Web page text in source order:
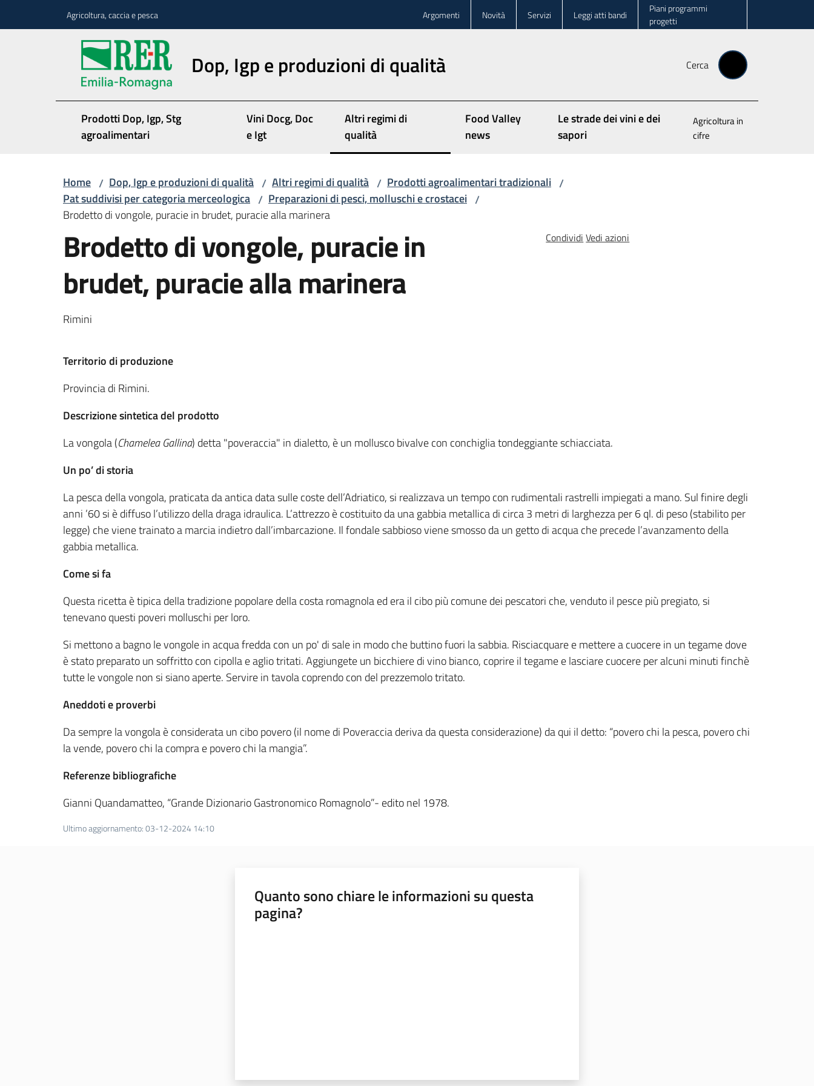
Agricoltura, caccia e pesca Argomenti Novità Servizi Leggi atti bandi
Piani programmi
progetti
Dop, Igp e produzioni di qualità Cerca
Prodotti Dop, Igp, Stg
agroalimentari
Vini Docg, Doc
e Igt
Altri regimi di
qualità
Food Valley
news
Le strade dei vini e dei
sapori
Agricoltura in
cifre
Home / Dop, Igp e produzioni di qualità / Altri regimi di qualità / Prodotti agroalimentari tradizionali /
Pat suddivisi per categoria merceologica / Preparazioni di pesci, molluschi e crostacei /
Brodetto di vongole, puracie in brudet, puracie alla marinera
Brodetto di vongole, puracie in
brudet, puracie alla marinera
Rimini
Condividi Vedi azioni
Territorio di produzione
Provincia di Rimini.
Descrizione sintetica del prodotto
La vongola (Chamelea Gallina) detta "poveraccia" in dialetto, è un mollusco bivalve con conchiglia tondeggiante schiacciata.
Un po’ di storia
La pesca della vongola, praticata da antica data sulle coste dell’Adriatico, si realizzava un tempo con rudimentali rastrelli impiegati a mano. Sul finire degli
anni ’60 si è diffuso l’utilizzo della draga idraulica. L’attrezzo è costituito da una gabbia metallica di circa 3 metri di larghezza per 6 ql. di peso (stabilito per
legge) che viene trainato a marcia indietro dall’imbarcazione. Il fondale sabbioso viene smosso da un getto di acqua che precede l’avanzamento della
gabbia metallica.
Come si fa
Questa ricetta è tipica della tradizione popolare della costa romagnola ed era il cibo più comune dei pescatori che, venduto il pesce più pregiato, si
tenevano questi poveri molluschi per loro.
Si mettono a bagno le vongole in acqua fredda con un po' di sale in modo che buttino fuori la sabbia. Risciacquare e mettere a cuocere in un tegame dove
è stato preparato un soffritto con cipolla e aglio tritati. Aggiungete un bicchiere di vino bianco, coprire il tegame e lasciare cuocere per alcuni minuti finchè
tutte le vongole non si siano aperte. Servire in tavola coprendo con del prezzemolo tritato.
Aneddoti e proverbi
Da sempre la vongola è considerata un cibo povero (il nome di Poveraccia deriva da questa considerazione) da qui il detto: “povero chi la pesca, povero chi
la vende, povero chi la compra e povero chi la mangia”.
Referenze bibliografiche
Gianni Quandamatteo, “Grande Dizionario Gastronomico Romagnolo”- edito nel 1978.
Ultimo aggiornamento:03-12-2024 14:10
Quanto sono chiare le informazioni su questa
pagina?